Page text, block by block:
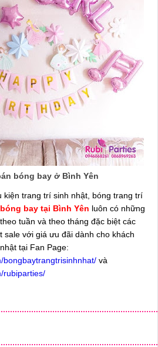
bóng bay ở Bình Yên
trang trí sinh nhật, bóng trang trí
bay tại Bình Yên luôn có những
tuần và theo tháng đặc biệt các
sale với giá ưu đãi dành cho khách
tại Fan Page:
bongbaytrangtrisinhnhat/ và
rubiparties/